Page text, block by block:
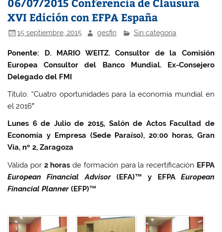
XVI Edición con EFPA España
15 septiembre, 2015 gesfin Sin categoría
Ponente: D. MARIO WEITZ.Consultor de la Comisión
Europea Consultor del Banco Mundial. Ex-Consejero
Delegado del FMI
Título: “Cuatro oportunidades para la economía mundial en
el 2016″
Lunes 6 de Julio de 2015, Salón de Actos Facultad de
Economía y Empresa (Sede Paraíso), 20:00 horas, Gran
Vía, nº 2, Zaragoza
Válida por 2 horasde formación para la recertificación EFPA
European Financial Advisor(EFA)™ y EFPA European
Financial Planner(EFP)™